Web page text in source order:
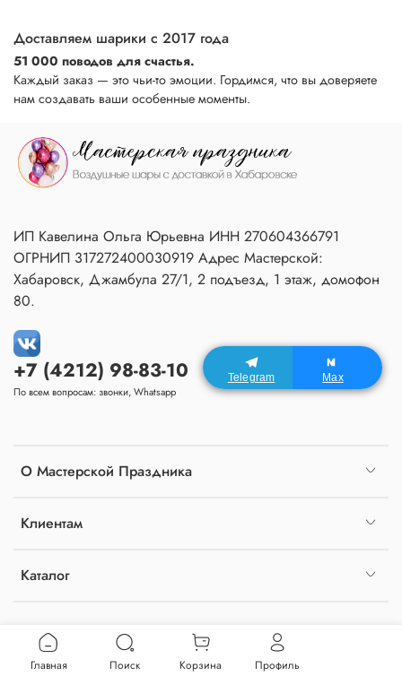
Доставляем шарики с 2017 года
51 000 поводов для счастья.
Каждый заказ — это чьи-то эмоции. Гордимся, что вы доверяете
нам создавать ваши особенные моменты.
О Мастерской Праздника
Клиентам
Каталог
+7 (4212) 98-83-10
По всем вопросам: звонки, Whatsapp
ИП Кавелина Ольга Юрьевна ИНН 270604366791
ОГРНИП 317272400030919 Адрес Мастерской:
Хабаровск, Джамбула 27/1, 2 подъезд, 1 этаж, домофон
80.
Главная Поиск Корзина Профиль
Telegram Max